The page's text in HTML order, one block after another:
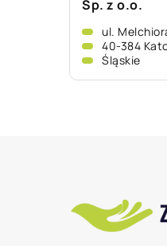
Sp. z o.o.
ul.
40-384
Śląskie